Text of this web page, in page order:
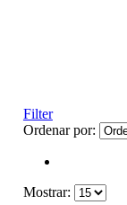
Filter
Ordenar por:
Mostrar: